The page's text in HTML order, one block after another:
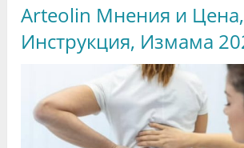
Arteolin Мнения и Цена,
Инструкция, Измама